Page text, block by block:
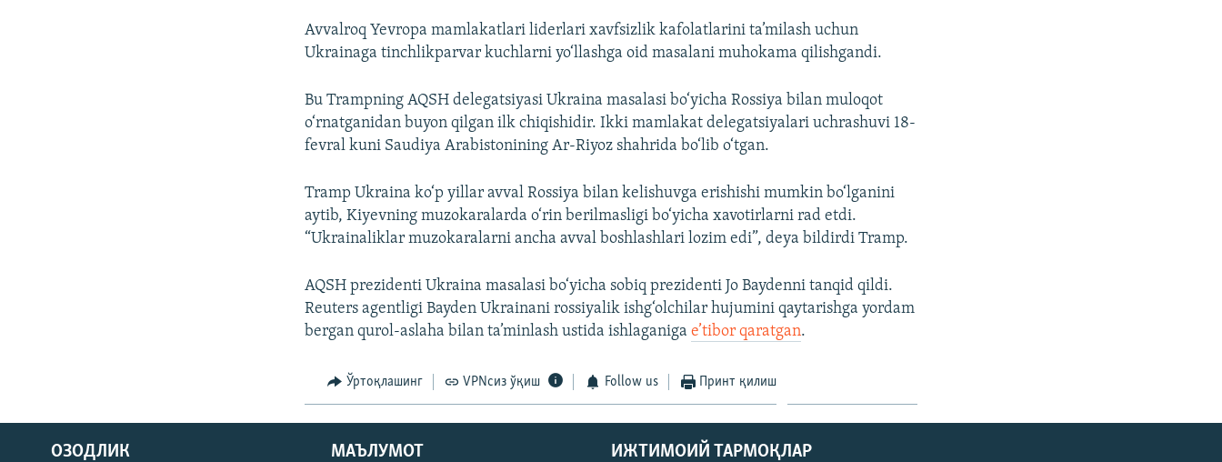
Avvalroq Yevropa mamlakatlari liderlari xavfsizlik kafolatlarini ta’milash uchun
Ukrainaga tinchlikparvar kuchlarni yo‘llashga oid masalani muhokama qilishgandi.
Bu Trampning AQSH delegatsiyasi Ukraina masalasi bo‘yicha Rossiya bilan muloqot
o‘rnatganidan buyon qilgan ilk chiqishidir. Ikki mamlakat delegatsiyalari uchrashuvi 18-
fevral kuni Saudiya Arabistonining Ar-Riyoz shahrida bo‘lib o‘tgan.
Tramp Ukraina ko‘p yillar avval Rossiya bilan kelishuvga erishishi mumkin bo‘lganini
aytib, Kiyevning muzokaralarda o‘rin berilmasligi bo‘yicha xavotirlarni rad etdi.
“Ukrainaliklar muzokaralarni ancha avval boshlashlari lozim edi”, deya bildirdi Tramp.
AQSH prezidenti Ukraina masalasi bo‘yicha sobiq prezidenti Jo Baydenni tanqid qildi.
Reuters agentligi Bayden Ukrainani rossiyalik ishg‘olchilar hujumini qaytarishga yordam
bergan qurol-aslaha bilan ta’minlash ustida ishlaganigae’tibor qaratgan.
Ўртоқлашинг VPNсиз ўқиш Follow us Принт қилиш
ИЖТИМОИЙ ТАРМОҚЛАР
ОЗОДЛИК МАЪЛУМОТ